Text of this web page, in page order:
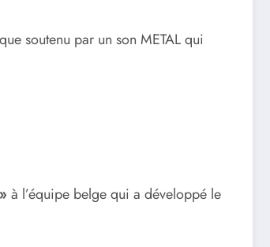
soutenu par un son METAL qui
à l’équipe belge qui a développé le